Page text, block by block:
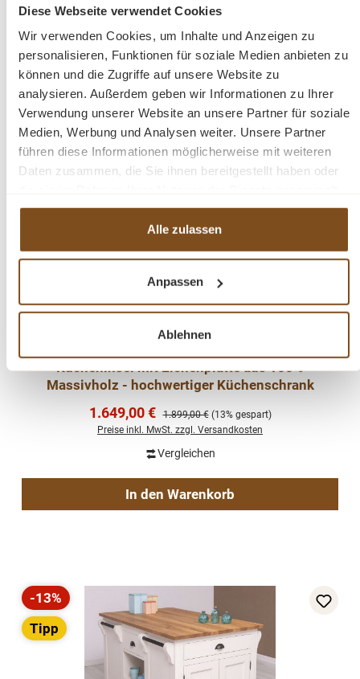
Diese Webseite verwendet Cookies
Wir verwenden Cookies, um Inhalte und Anzeigen zu
personalisieren, Funktionen für soziale Medien anbieten zu
können und die Zugriffe auf unsere Website zu
analysieren. Außerdem geben wir Informationen zu Ihrer
Verwendung unserer Website an unsere Partner für soziale
Medien, Werbung und Analysen weiter. Unsere Partner
führen diese Informationen möglicherweise mit weiteren
Daten zusammen, die Sie ihnen bereitgestellt haben oder
haben.
Alle zulassen
Anpassen
Ablehnen
Preise inkl. MwSt. zzgl. Versandkosten
Vergleichen
In den Warenkorb
Tipp
Kücheninsel mit Eichenplatte aus 100%
Massivholz - hochwertiger Küchenschrank
Verkaufspreis:
1.649,00 € Regulärer Preis:
1.899,00 € (13% gespart)
Preise inkl. MwSt. zzgl. Versandkosten
Vergleichen
In den Warenkorb
Rabatt
-13%
Tipp